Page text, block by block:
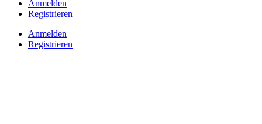
Anmelden
Registrieren
Anmelden
Registrieren